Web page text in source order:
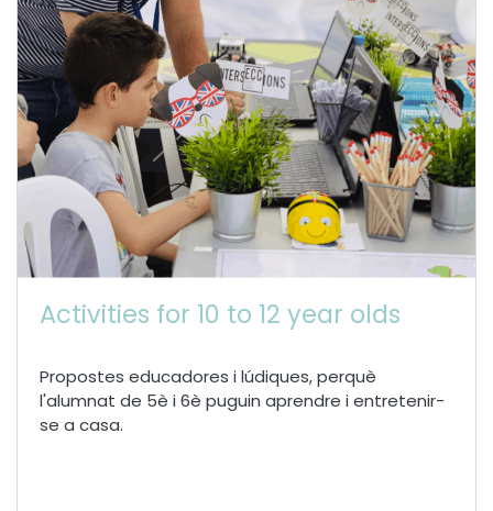
Activities for 10 to 12 year olds
Propostes educadores i lúdiques, perquè
l'alumnat de 5è i 6è puguin aprendre i entretenir-
se a casa.